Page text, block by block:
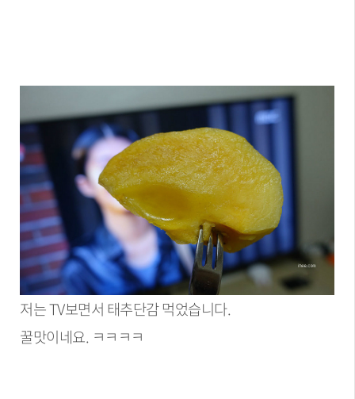
저는 TV보면서 태추단감 먹었습니다.
꿀맛이네요. ㅋㅋㅋㅋ